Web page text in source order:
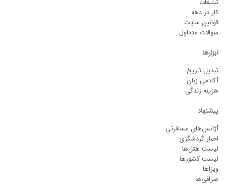
تبلیغات
کار در دهه
قوانین سایت
سوالات متداول
ابزارها
تبدیل تاریخ
آکادمی زبان
هزینه زندگی
پیشنهاد
آژانس‌های مسافرتی
اخبار گردشگری
لیست هتل‌ها
لیست کشورها
ویزاها
صرافی‌ها